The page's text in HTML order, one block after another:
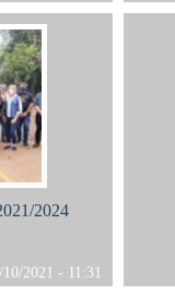
2024
2021 - 11:31